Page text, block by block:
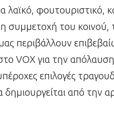
λαϊκό, φουτουριστικό,
συμμετοχή του κοινού,
περιβάλλουν
VΟΧ για την απόλαυση
επιλογές
από την